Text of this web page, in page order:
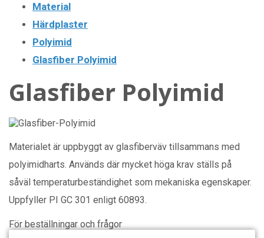
Material
Härdplaster
Polyimid
Glasfiber Polyimid
Glasfiber Polyimid
Materialet är uppbyggt av glasfiberväv tillsammans med
polyimidharts. Används där mycket höga krav ställs på
såväl temperaturbeständighet som mekaniska egenskaper.
Uppfyller PI GC 301 enligt 60893.
För beställningar och frågor